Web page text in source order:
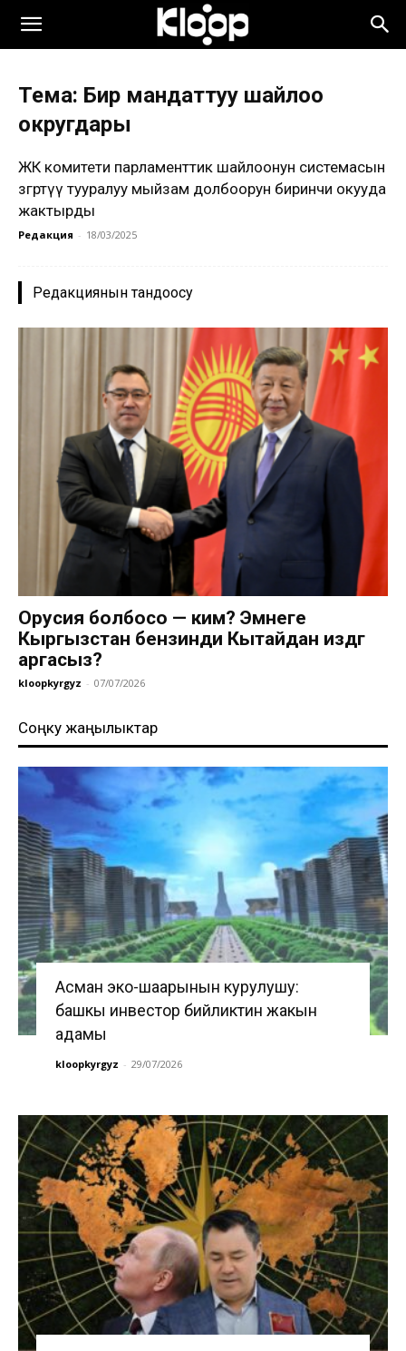
Тема: Бир мандаттуу шайлоо
округдары
ЖК комитети парламенттик шайлоонун системасын
өзгөртүү тууралуу мыйзам долбоорун биринчи окууда
жактырды
Редакция - 18/03/2025
Редакциянын тандоосу
Орусия болбосо — ким? Эмнеге
Кыргызстан бензинди Кытайдан издөөгө
аргасыз?
kloopkyrgyz - 07/07/2026
Соңку жаңылыктар
Асман эко-шаарынын курулушу:
башкы инвестор бийликтин жакын
адамы
kloopkyrgyz - 29/07/2026